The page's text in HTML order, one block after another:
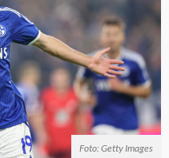
Foto: Getty Images